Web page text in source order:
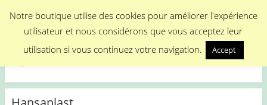
Menu
Medical Promotion
Notre boutique utilise des cookies pour améliorer l'expérience
utilisateur et nous considérons que vous acceptez leur
utilisation si vous continuez votre navigation.
Accept